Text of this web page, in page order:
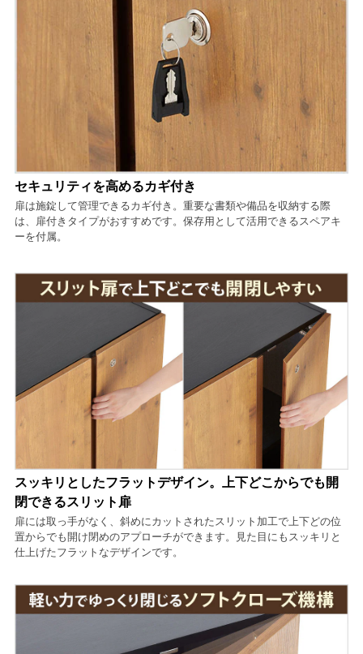
セキュリティを高めるカギ付き
扉は施錠して管理できるカギ付き。重要な書類や備品を収納する際
は、扉付きタイプがおすすめです。保存用として活用できるスペアキ
ーを付属。
スッキリとしたフラットデザイン。上下どこからでも開
閉できるスリット扉
扉には取っ手がなく、斜めにカットされたスリット加工で上下どの位
置からでも開け閉めのアプローチができます。見た目にもスッキリと
仕上げたフラットなデザインです。